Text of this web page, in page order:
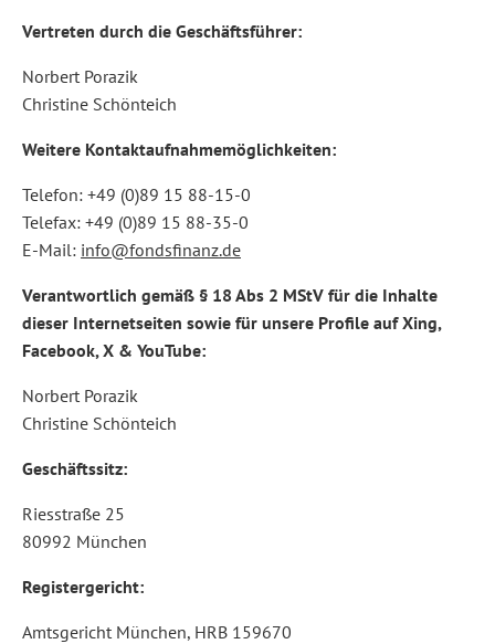
Vertreten durch die Geschäftsführer:
Norbert Porazik
Christine Schönteich
Weitere Kontaktaufnahmemöglichkeiten:
Telefon: +49 (0)89 15 88-15-0
Telefax: +49 (0)89 15 88-35-0
E-Mail: info@fondsfinanz.de
Verantwortlich gemäß § 18 Abs 2 MStV für die Inhalte
dieser Internetseiten sowie für unsere Profile auf Xing,
Facebook, X & YouTube:
Norbert Porazik
Christine Schönteich
Geschäftssitz:
Riesstraße 25
80992 München
Registergericht:
Amtsgericht München, HRB 159670